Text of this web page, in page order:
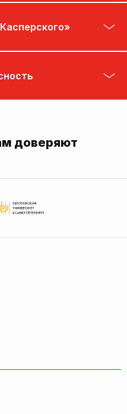
Касперского»
доверяют